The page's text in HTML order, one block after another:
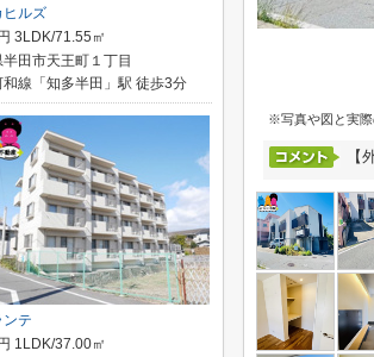
※写真や図と実際
【
ヒルズ
3LDK/71.55㎡
田市天王町１丁目
和線「知多半田」駅 徒歩3分
ンテ
1LDK/37.00㎡